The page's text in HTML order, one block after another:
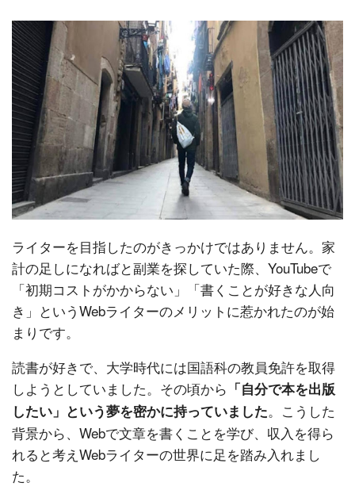
ライターを目指したのがきっかけではありません。家
計の足しになればと副業を探していた際、YouTubeで
「初期コストがかからない」「書くことが好きな人向
き」というWebライターのメリットに惹かれたのが始
まりです。
読書が好きで、大学時代には国語科の教員免許を取得
しようとしていました。その頃から 「自分で本を出版
したい」という夢を密かに持っていました。こうした
背景から、Webで文章を書くことを学び、収入を得ら
れると考えWebライターの世界に足を踏み入れまし
た。